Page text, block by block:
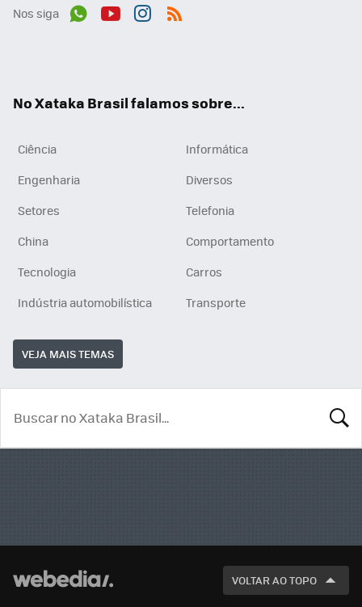
Nos siga
No Xataka Brasil falamos sobre...
Ciência
Informática
Engenharia
Diversos
Setores
Telefonia
China
Comportamento
Tecnologia
Carros
Indústria automobilística
Transporte
VEJA MAIS TEMAS
VOLTAR AO TOPO